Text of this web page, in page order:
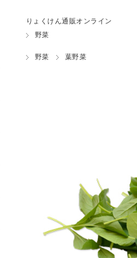
りょくけん通販オンライン
野菜
野菜 葉野菜